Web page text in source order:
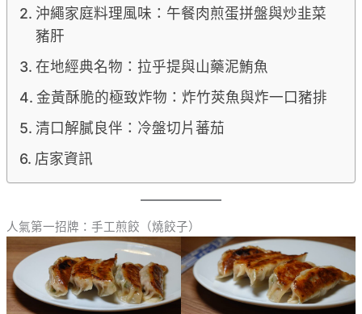
沖繩家庭料理風味：午餐肉煎蛋拼盤與炒韭菜
豬肝
在地經典名物：拉乎提與山藥泥鮪魚
金黃酥脆的極致炸物：炸竹莢魚與炸一口豬排
清口解膩良伴：冷盤切片蕃茄
店家資訊
人氣第一招牌：手工煎餃（燒餃子）